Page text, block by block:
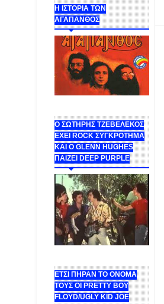
Η ΙΣΤΟΡΙΑ ΤΩΝ
ΑΓΑΠΑΝΘΟΣ
Ο ΣΩΤΗΡΗΣ ΤΖΕΒΕΛΕΚΟΣ
ΕΧΕΙ ROCK ΣΥΓΚΡΟΤΗΜΑ
ΚΑΙ Ο GLENN HUGHES
ΠΑΙΖΕΙ DEEP PURPLE
ΕΤΣΙ ΠΗΡΑΝ ΤΟ ΟΝΟΜΑ
ΤΟΥΣ ΟΙ PRETTY BOY
FLOYD/UGLY KID JOE